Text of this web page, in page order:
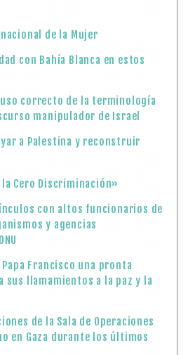
de la Mujer
con Bahía Blanca en estos
correcto de la terminología
manipulador de Israel
a Palestina y reconstruir
Cero Discriminación»
con altos funcionarios de
y agencias
Francisco una pronta
sus llamamientos a la paz y la
de la Sala de Operaciones
en Gaza durante los últimos